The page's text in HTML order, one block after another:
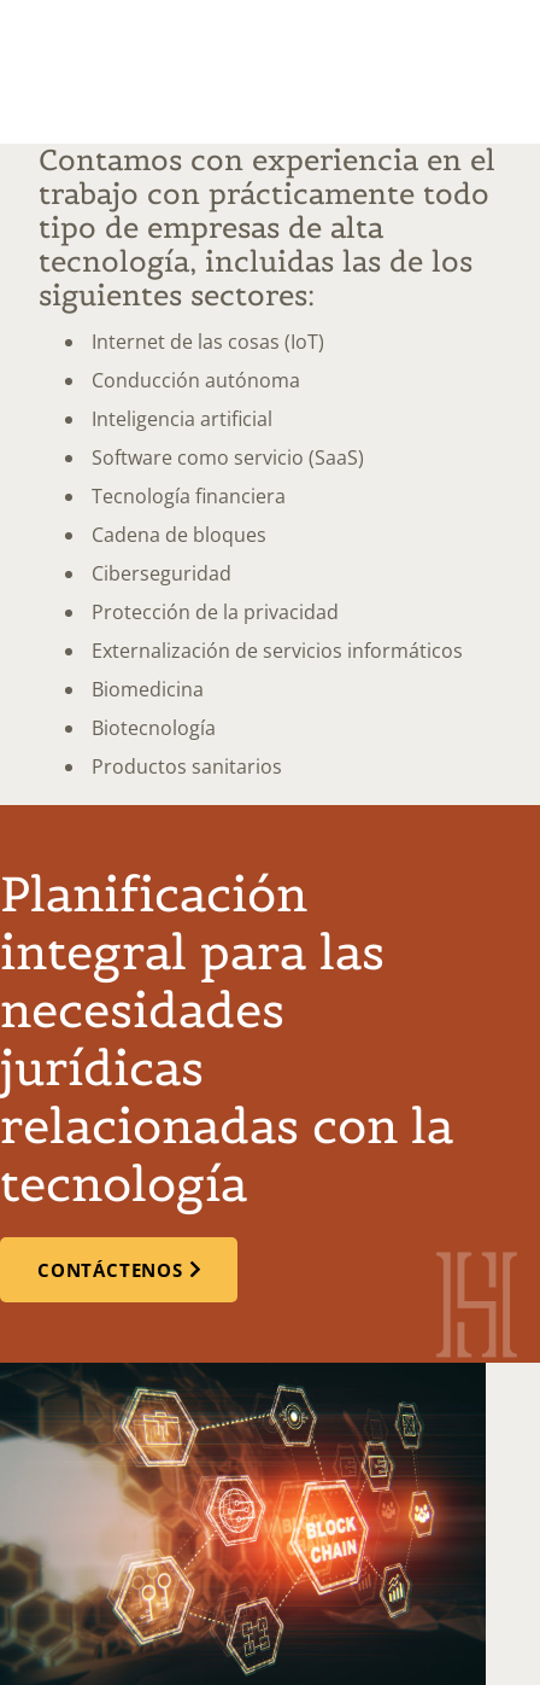
Contamos con experiencia en el
trabajo con prácticamente todo
tipo de empresas de alta
tecnología, incluidas las de los
siguientes sectores:
Internet de las cosas (IoT)
Conducción autónoma
Inteligencia artificial
Software como servicio (SaaS)
Tecnología financiera
Cadena de bloques
Ciberseguridad
Protección de la privacidad
Externalización de servicios informáticos
Biomedicina
Biotecnología
Productos sanitarios
Planificación
integral para las
necesidades
jurídicas
relacionadas con la
tecnología
CONTÁCTENOS